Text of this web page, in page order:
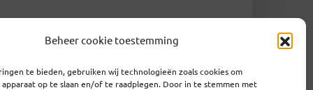
Beheer cookie toestemming
te bieden, gebruiken wij technologieën zoals cookies om
op te slaan en/of te raadplegen. Door in te stemmen met